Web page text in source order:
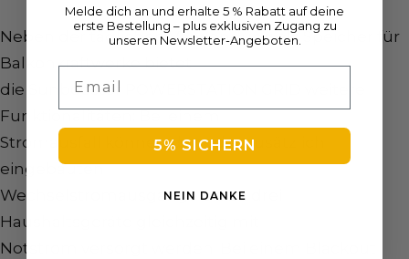
Neben der täglichen Verwendung als Speicher für
Balkonkraftwerke bietet
die Sunbooster
Funktionalitäten: Bei einem
Stromausfall können dank der zusätzlich
eingebauten
Wechselstromausgänge bis zu drei
Haushaltsgeräte gleichzeitig mit
Notstrom versorgt werden. Bei einem Blackout
Melde dich an und erhalte 5 % Rabatt auf deine
erste Bestellung – plus exklusiven Zugang zu
unseren Newsletter-Angeboten.
5% SICHERN
NEIN DANKE